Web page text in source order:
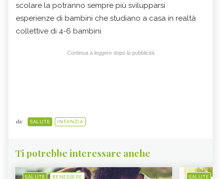
scolare la potranno sempre più svilupparsi
esperienze di bambini che studiano a casa in realtà
collettive di 4-6 bambini.
Continua a leggere dopo la pubblicità
da: SALUTE INFANZIA
Ti potrebbe interessare anche
SALUTE BENESSERE SALUTE